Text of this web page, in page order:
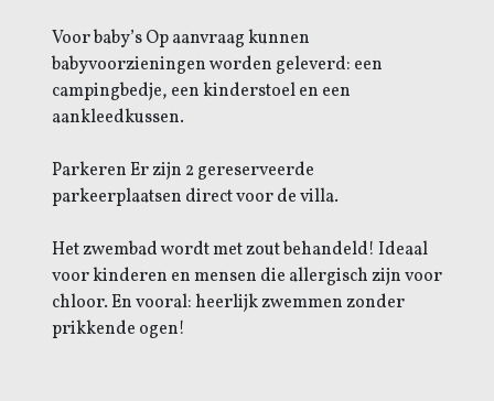
Voor baby’s Op aanvraag kunnen
babyvoorzieningen worden geleverd: een
campingbedje, een kinderstoel en een
aankleedkussen.
Parkeren Er zijn 2 gereserveerde
parkeerplaatsen direct voor de villa.
Het zwembad wordt met zout behandeld! Ideaal
voor kinderen en mensen die allergisch zijn voor
chloor. En vooral: heerlijk zwemmen zonder
prikkende ogen!